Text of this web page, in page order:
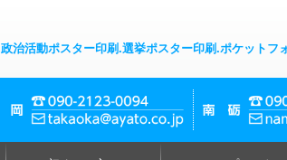
政治活動ポスター印刷.選挙ポスター印刷.ポケット